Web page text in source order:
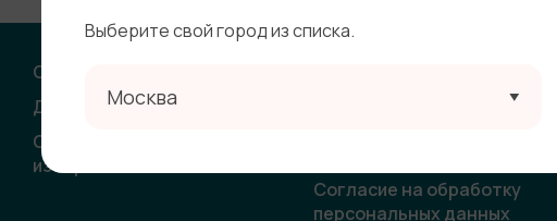
Оплата
Договор-оферта
Согласие на использование
изображения
Политика
Согласие на получение
Согласие на обработку
персональных данных
Выберите свой город из списка.
Москва